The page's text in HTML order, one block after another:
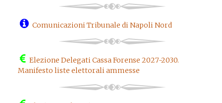
Comunicazioni Tribunale di Napoli Nord
Elezione Delegati Cassa Forense 2027-2030.
Manifesto liste elettorali ammesse